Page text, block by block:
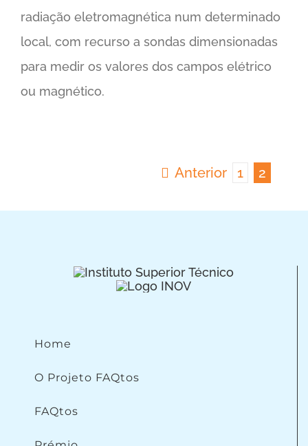
radiação eletromagnética num determinado
local, com recurso a sondas dimensionadas
para medir os valores dos campos elétrico
ou magnético.
Anterior 1 2
Home
O Projeto FAQtos
FAQtos